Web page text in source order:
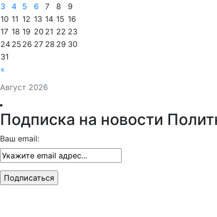
Август 2026
«
3
4 5 6 7 8
9
10 11 12 13 14 15 16
17 18 19 20 21 22 23
24 25 26 27 28 29 30
31
Подписка на новости
Ваш email: